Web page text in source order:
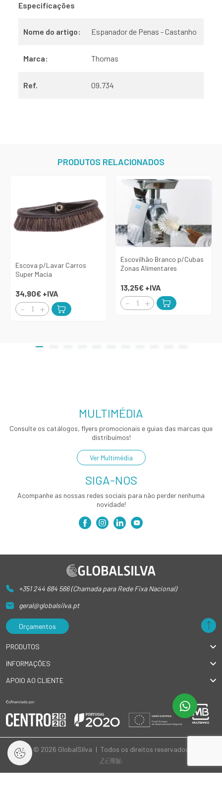
Especificações
Nome do artigo: Espanador de Penas - Castanho
Marca: Thomas
Ref. 09.734
PRODUTOS RELACIONADOS
Escova p/Lavar Carros
Super Macia
34,90€ +IVA
Escovilhão Branco p/Cubas
Zonas Alimentares
13,25€ +IVA
MULTIMÉDIA
Consulte os catálogos, flyers promocionais e guias das marcas que
distribuímos!
Ver Multimédia
SIGA-NOS
Acompanhe as nossas redes sociais para não perder nenhuma
novidade!
+351 244 684 566 (Chamada para Rede Fixa Nacional)
geral@globalsilva.pt
Orçamentos
PRODUTOS
INFORMAÇÕES
APOIO AO CLIENTE
© 2026 GlobalSilva | Todos os direitos reservados